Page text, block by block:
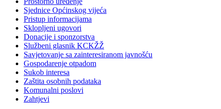
Sjednice Općinskog vijeća
Pristup informacijama
Sklopljeni ugovori
Donacije i sponzorstva
Službeni glasnik KCKŽŽ
Savjetovanje sa zainteresiranom javnošću
Gospodarenje otpadom
Sukob interesa
Zaštita osobnih podataka
Komunalni poslovi
Zahtjevi